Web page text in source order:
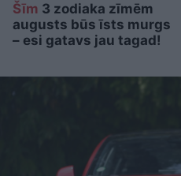
Šīm 3 zodiaka zīmēm
augusts būs īsts murgs
– esi gatavs jau tagad!